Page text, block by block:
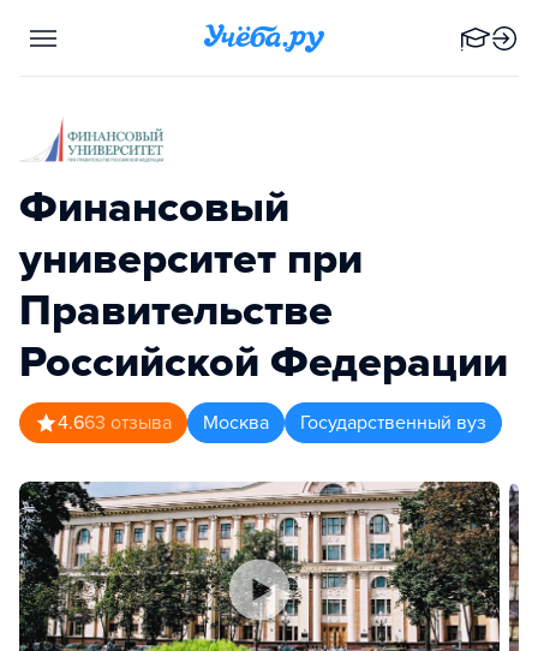
Финансовый
университет при
Правительстве
Российской Федерации
4.663 отзыва Москва Государственный вуз